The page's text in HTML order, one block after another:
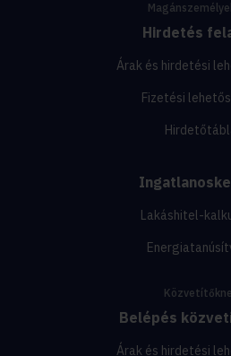
Hirdetés
Árak és hirdetési
Fizetési
Lakáshitel-
Belépés
Árak és hirdetési